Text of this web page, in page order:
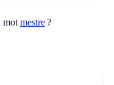
motmestre?